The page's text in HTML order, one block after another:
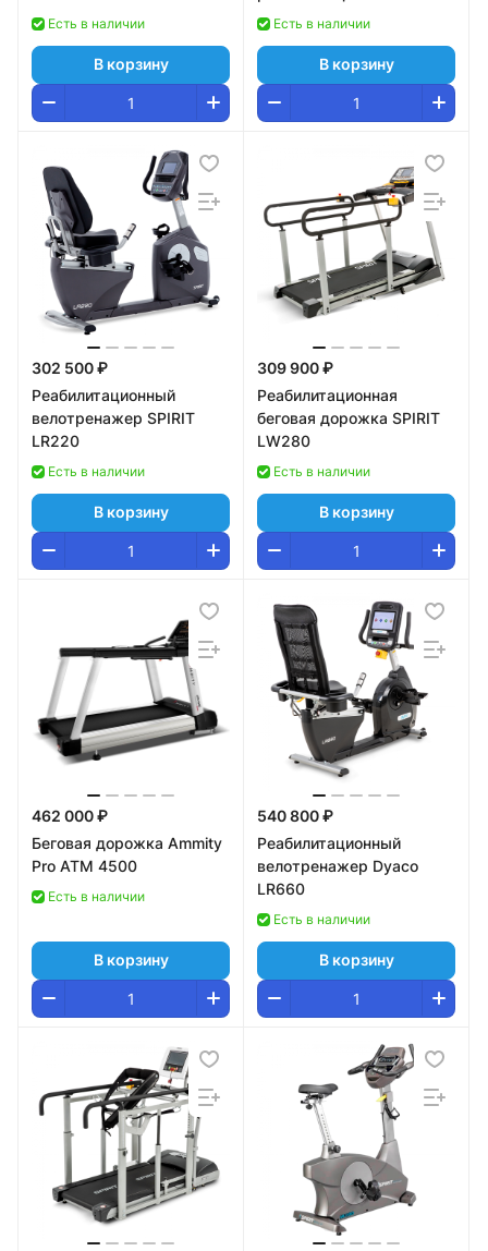
Есть в наличии
В корзину
Есть в наличии
В корзину
302 500 ₽
Реабилитационный
велотренажер SPIRIT
LR220
Есть в наличии
В корзину
309 900 ₽
Реабилитационная
беговая дорожка SPIRIT
LW280
Есть в наличии
В корзину
462 000 ₽
Беговая дорожка Ammity
Pro ATM 4500
Есть в наличии
В корзину
540 800 ₽
Реабилитационный
велотренажер Dyaco
LR660
Есть в наличии
В корзину